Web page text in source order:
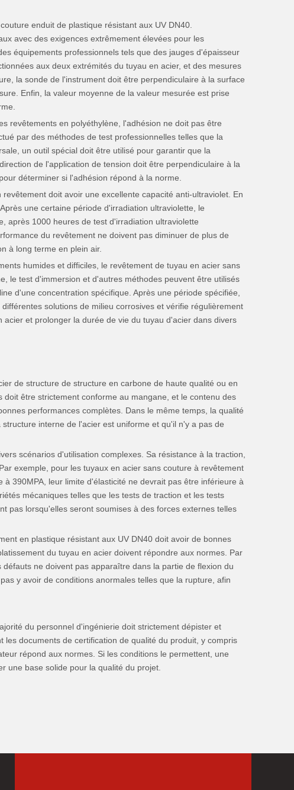
enduit de plastique résistant aux UV DN40.
avec des exigences extrêmement élevées pour les
équipements professionnels tels que des jauges d'épaisseur
aux deux extrémités du tuyau en acier, et des mesures
la sonde de l'instrument doit être perpendiculaire à la surface
Enfin, la valeur moyenne de la valeur mesurée est prise
revêtements en polyéthylène, l'adhésion ne doit pas être
par des méthodes de test professionnelles telles que la
un outil spécial doit être utilisé pour garantir que la
de l'application de tension doit être perpendiculaire à la
déterminer si l'adhésion répond à la norme.
doit avoir une excellente capacité anti-ultraviolet. En
une certaine période d'irradiation ultraviolette, le
après 1000 heures de test d'irradiation ultraviolette
du revêtement ne doivent pas diminuer de plus de
à long terme en plein air.
humides et difficiles, le revêtement de tuyau en acier sans
le test d'immersion et d'autres méthodes peuvent être utilisés
d'une concentration spécifique. Après une période spécifiée,
solutions de milieu corrosives et vérifie régulièrement
et prolonger la durée de vie du tuyau d'acier dans divers
de structure de structure en carbone de haute qualité ou en
être strictement conforme au mangane, et le contenu des
performances complètes. Dans le même temps, la qualité
interne de l'acier est uniforme et qu'il n'y a pas de
scénarios d'utilisation complexes. Sa résistance à la traction,
exemple, pour les tuyaux en acier sans couture à revêtement
390MPA, leur limite d'élasticité ne devrait pas être inférieure à
mécaniques telles que les tests de traction et les tests
pas lorsqu'elles seront soumises à des forces externes telles
en plastique résistant aux UV DN40 doit avoir de bonnes
du tuyau en acier doivent répondre aux normes. Par
ne doivent pas apparaître dans la partie de flexion du
y avoir de conditions anormales telles que la rupture, afin
du personnel d'ingénierie doit strictement dépister et
documents de certification de qualité du produit, y compris
répond aux normes. Si les conditions le permettent, une
une base solide pour la qualité du projet.